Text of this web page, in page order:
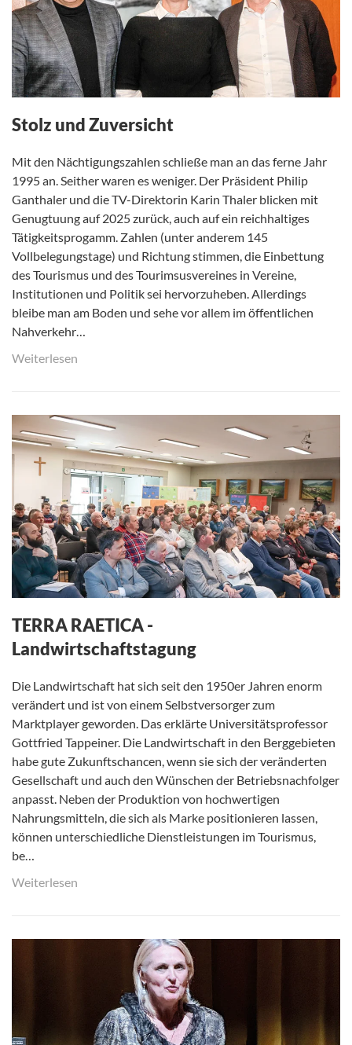
Stolz und Zuversicht
Mit den Nächtigungszahlen schließe man an das ferne Jahr
1995 an. Seither waren es weniger. Der Präsident Philip
Ganthaler und die TV-Direktorin Karin Thaler blicken mit
Genugtuung auf 2025 zurück, auch auf ein reichhaltiges
Tätigkeitsprogamm. Zahlen (unter anderem 145
Vollbelegungstage) und Richtung stimmen, die Einbettung
des Tourismus und des Tourimsusvereines in Vereine,
Institutionen und Politik sei hervorzuheben. Allerdings
bleibe man am Boden und sehe vor allem im öffentlichen
Nahverkehr…
Weiterlesen
TERRA RAETICA -
Landwirtschaftstagung
Die Landwirtschaft hat sich seit den 1950er Jahren enorm
verändert und ist von einem Selbstversorger zum
Marktplayer geworden. Das erklärte Universitätsprofessor
Gottfried Tappeiner. Die Landwirtschaft in den Berggebieten
habe gute Zukunftschancen, wenn sie sich der veränderten
Gesellschaft und auch den Wünschen der Betriebsnachfolger
anpasst. Neben der Produktion von hochwertigen
Nahrungsmitteln, die sich als Marke positionieren lassen,
können unterschiedliche Dienstleistungen im Tourismus,
be…
Weiterlesen